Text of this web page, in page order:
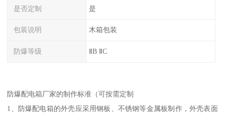
是否定制 是
包装说明 木箱包装
防爆等级 ⅡB ⅡC
防爆配电箱厂家的制作标准（可按需定制
1、防爆配电箱的外壳应采用钢板、不锈钢等金属板制作，外壳表面